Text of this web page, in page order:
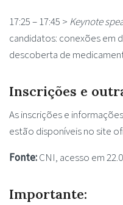
17:25 – 17:45 > Keynote
candidatos: conexões em
descoberta de
Inscrições e
As inscrições e
estão disponíveis no site
Fonte:CNI, acesso em
Importante: